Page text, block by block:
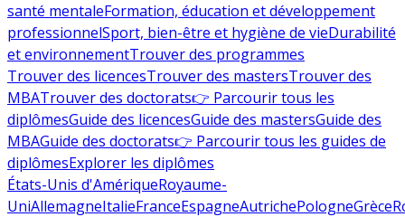
santé mentaleFormation, éducation et développement
professionnelSport, bien-être et hygiène de vieDurabilité
et environnementTrouver des programmes
Trouver des licencesTrouver des mastersTrouver des
MBATrouver des doctorats👉 Parcourir tous les
diplômesGuide des licencesGuide des mastersGuide des
MBAGuide des doctorats👉 Parcourir tous les guides de
diplômesExplorer les diplômes
États-Unis d'AmériqueRoyaume-
UniAllemagneItalieFranceEspagneAutrichePologneGrèce